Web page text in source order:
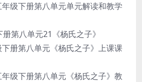
级下册第八单元单元解读和教学
第八单元21《杨氏之子》
册第八单元《杨氏之子》上课课
级下册第八单元《杨氏之子》教